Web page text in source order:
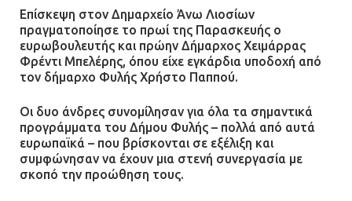
τραυματίας και κυκλοφοριακό χάος
21.07.2026 | 13:12
Βριλήσσια: Αυτοκίνητο έσπασε
13.07.2026 | 21:32
Η Οινόη αποκτά μια νέα, σύγχρονη
Επίσκεψη στον Δημαρχείο Άνω Λιοσίων
πραγματοποίησε το πρωί της Παρασκευής ο
ευρωβουλευτής και πρώην Δήμαρχος Χειμάρρας
Φρέντι Μπελέρης, όπου είχε εγκάρδια υποδοχή από
τον δήμαρχο Φυλής Χρήστο Παππού.
Οι δυο άνδρες συνομίλησαν για όλα τα σημαντικά
προγράμματα του Δήμου Φυλής – πολλά από αυτά
ευρωπαϊκά – που βρίσκονται σε εξέλιξη και
συμφώνησαν να έχουν μια στενή συνεργασία με
σκοπό την προώθηση τους.